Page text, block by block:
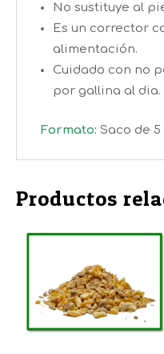
No sustituye al
Es un corrector
alimentación.
Cuidado con no
por gallina al dia.
Formato: Saco de 5
Productos